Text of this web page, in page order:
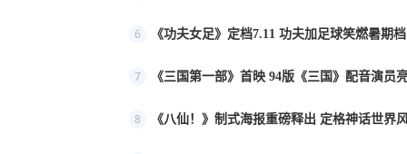
6 《功夫女足》定档7.11 功夫加足球笑燃暑期档
7 《三国第一部》首映 94版《三国》配音演员
8 《八仙！》制式海报重磅释出 定格神话世界